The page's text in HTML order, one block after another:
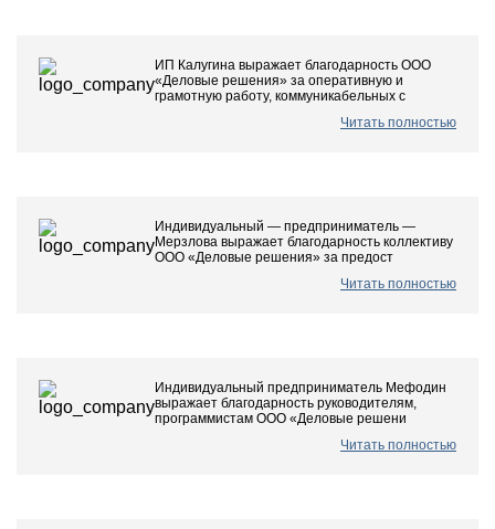
ИП Калугина выражает благодарность ООО
«Деловые решения» за оперативную и
грамотную работу, коммуникабельных с
Читать полностью
Индивидуальный — предприниматель —
Мерзлова выражает благодарность коллективу
ООО «Деловые решения» за предост
Читать полностью
Индивидуальный предприниматель Мефодин
выражает благодарность руководителям,
программистам ООО «Деловые решени
Читать полностью